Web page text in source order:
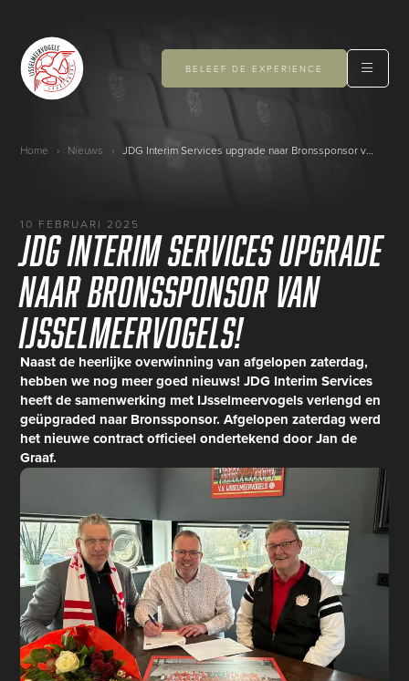
BELEEF DE EXPERIENCE
Home › Nieuws › JDG Interim Services upgrade naar Bronssponsor van IJsselmeervogels!
10 FEBRUARI 2025
JDG Interim Services upgrade
naar Bronssponsor van
IJsselmeervogels!
Naast de heerlijke overwinning van afgelopen zaterdag,
hebben we nog meer goed nieuws! JDG Interim Services
heeft de samenwerking met IJsselmeervogels verlengd en
geüpgraded naar Bronssponsor. Afgelopen zaterdag werd
het nieuwe contract officieel ondertekend door Jan de
Graaf.